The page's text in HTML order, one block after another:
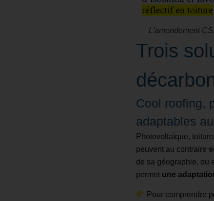
L'amendement
Trois
Cool roofing,
adaptables
Photovoltaïque,
peuvent au contraire
de sa géographie, ou
permet une
Pour comprendre